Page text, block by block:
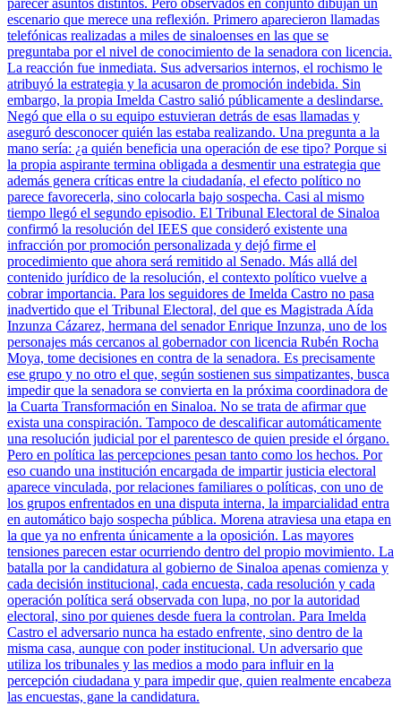
parecer asuntos distintos. Pero observados en conjunto dibujan un
escenario que merece una reflexión. Primero aparecieron llamadas
telefónicas realizadas a miles de sinaloenses en las que se
preguntaba por el nivel de conocimiento de la senadora con licencia.
La reacción fue inmediata. Sus adversarios internos, el rochismo le
atribuyó la estrategia y la acusaron de promoción indebida. Sin
embargo, la propia Imelda Castro salió públicamente a deslindarse.
Negó que ella o su equipo estuvieran detrás de esas llamadas y
aseguró desconocer quién las estaba realizando. Una pregunta a la
mano sería: ¿a quién beneficia una operación de ese tipo? Porque si
la propia aspirante termina obligada a desmentir una estrategia que
además genera críticas entre la ciudadanía, el efecto político no
parece favorecerla, sino colocarla bajo sospecha. Casi al mismo
tiempo llegó el segundo episodio. El Tribunal Electoral de Sinaloa
confirmó la resolución del IEES que consideró existente una
infracción por promoción personalizada y dejó firme el
procedimiento que ahora será remitido al Senado. Más allá del
contenido jurídico de la resolución, el contexto político vuelve a
cobrar importancia. Para los seguidores de Imelda Castro no pasa
inadvertido que el Tribunal Electoral, del que es Magistrada Aída
Inzunza Cázarez, hermana del senador Enrique Inzunza, uno de los
personajes más cercanos al gobernador con licencia Rubén Rocha
Moya, tome decisiones en contra de la senadora. Es precisamente
ese grupo y no otro el que, según sostienen sus simpatizantes, busca
impedir que la senadora se convierta en la próxima coordinadora de
la Cuarta Transformación en Sinaloa. No se trata de afirmar que
exista una conspiración. Tampoco de descalificar automáticamente
una resolución judicial por el parentesco de quien preside el órgano.
Pero en política las percepciones pesan tanto como los hechos. Por
eso cuando una institución encargada de impartir justicia electoral
aparece vinculada, por relaciones familiares o políticas, con uno de
los grupos enfrentados en una disputa interna, la imparcialidad entra
en automático bajo sospecha pública. Morena atraviesa una etapa en
la que ya no enfrenta únicamente a la oposición. Las mayores
tensiones parecen estar ocurriendo dentro del propio movimiento. La
batalla por la candidatura al gobierno de Sinaloa apenas comienza y
cada decisión institucional, cada encuesta, cada resolución y cada
operación política será observada con lupa, no por la autoridad
electoral, sino por quienes desde fuera la controlan. Para Imelda
Castro el adversario nunca ha estado enfrente, sino dentro de la
misma casa, aunque con poder institucional. Un adversario que
utiliza los tribunales y las medios a modo para influir en la
percepción ciudadana y para impedir que, quien realmente encabeza
las encuestas, gane la candidatura.